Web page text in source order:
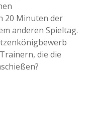
20 Minuten der
anderen Spieltag.
die die